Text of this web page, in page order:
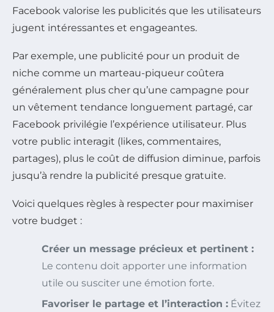
Facebook valorise les publicités que les utilisateurs
jugent intéressantes et engageantes.
Par exemple, une publicité pour un produit de
niche comme un marteau-piqueur coûtera
généralement plus cher qu’une campagne pour
un vêtement tendance longuement partagé, car
Facebook privilégie l’expérience utilisateur. Plus
votre public interagit (likes, commentaires,
partages), plus le coût de diffusion diminue, parfois
jusqu’à rendre la publicité presque gratuite.
Voici quelques règles à respecter pour maximiser
votre budget :
Créer un message précieux et pertinent :
Le contenu doit apporter une information
utile ou susciter une émotion forte.
Favoriser le partage et l’interaction : Évitez